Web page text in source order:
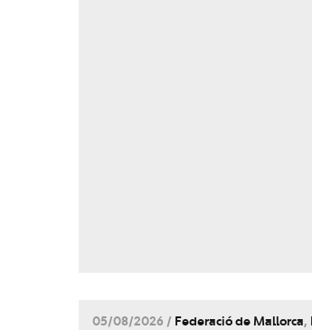
05/08/2026 / Federació de Mallorca,